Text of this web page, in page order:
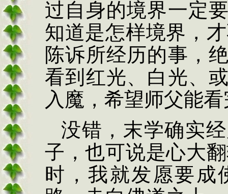
过自身的境界一定
知道是怎样境界 ，
陈诉所经历的事 ，
看到红光、白光、
入魔 ， 希望师父能
没错 ， 末学确实
子 ，也可说是心大
时 ， 我就发愿要成